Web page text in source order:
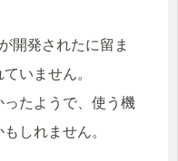
開発されたに留ま
いません。
たようで、使う機
しれません。